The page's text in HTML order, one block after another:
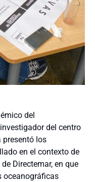
del
investigador del centro
presentó los
en el contexto de
Directemar, en que
oceanográficas